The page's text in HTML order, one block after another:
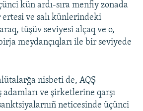
kün ardı-sıra menfiy zonada
ve salı künlerindeki
tüşüv seviyesi alçaq ve o,
meydançıqları ile bir seviyede
nisbeti de, AQŞ
adamları ve şirketlerine qarşı
neticesinde üçünci